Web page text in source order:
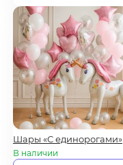
Шары «С единорогами»
В наличии